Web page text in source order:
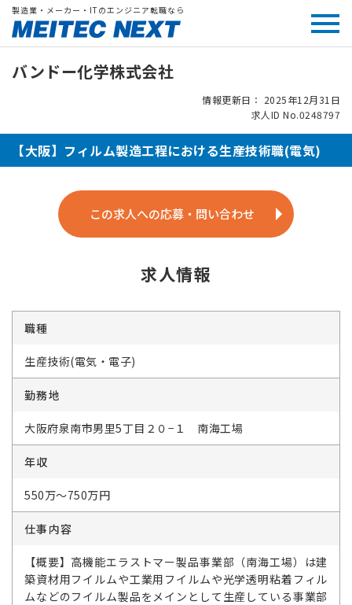
製造業・メーカー・ITのエンジニア転職なら
バンドー化学株式会社
情報更新日： 2025年12月31日
求人ID No.0248797
【大阪】フィルム製造工程における生産技術職(電気)
この求人への応募・問い合わせ
求人情報
職種
生産技術(電気・電子)
勤務地
大阪府泉南市男里5丁目２０−１ 南海工場
年収
550万～750万円
仕事内容
【概要】高機能エラストマー製品事業部（南海工場）は建
築資材用フイルムや工業用フイルムや光学透明粘着フィル
ムなどのフイルム製品をメインとして生産している事業部